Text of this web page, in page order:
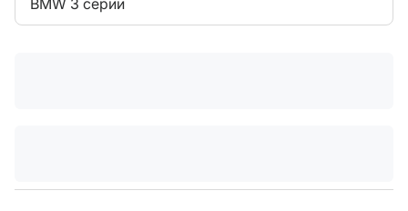
BMW 3 серии